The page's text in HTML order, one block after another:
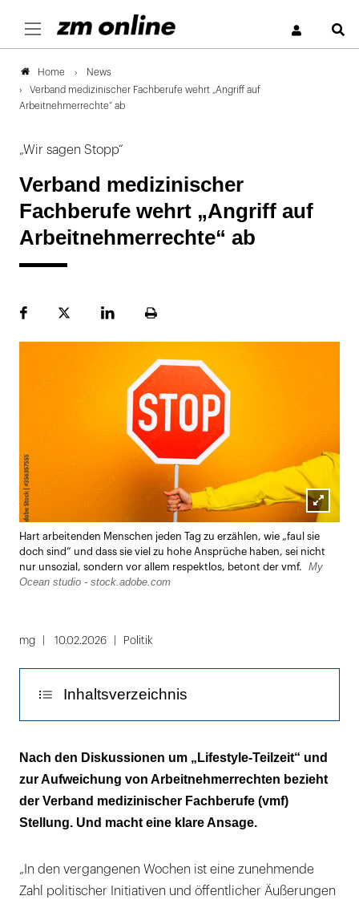
Home
News
Verband medizinischer Fachberufe wehrt „Angriff auf
Arbeitnehmerrechte“ ab
„Wir sagen Stopp“
Verband medizinischer
Fachberufe wehrt „Angriff auf
Arbeitnehmerrechte“ ab
FacebookPlattformLinekdInSeite
Lightbox
öffnen
Hart arbeitenden Menschen jeden Tag zu erzählen, wie „faul sie
doch sind“ und dass sie viel zu hohe Ansprüche haben, sei nicht
nur unsozial, sondern vor allem respektlos, betont der vmf.
My
Ocean studio - stock.adobe.com
mg 10.02.2026 Politik
Inhaltsverzeichnis
Nicht immer werden Vollzeitstellen
angeboten
Populistische Debatten entwerten die
Belange von Arbeitnehmern
Nach den Diskussionen um „Lifestyle-Teilzeit“ und
zur Aufweichung von Arbeitnehmerrechten bezieht
der Verband medizinischer Fachberufe (vmf)
Stellung. Und macht eine klare Ansage.
„In den vergangenen Wochen ist eine zunehmende
Zahl politischer Initiativen und öffentlicher Äußerungen